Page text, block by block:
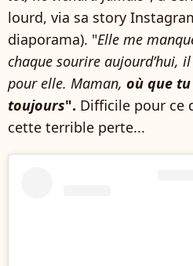
lourd, via sa story
diaporama). "Elle me
chaque sourire aujourd’hui,
pour elle. Maman, où que tu
toujours". Difficile pour ce
cette terrible perte...